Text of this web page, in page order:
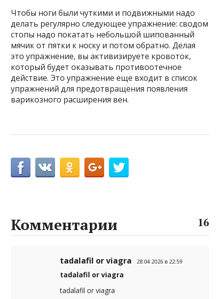
Чтобы ноги были чуткими и подвижными надо
делать регулярно следующее упражнение: сводом
стопы надо покатать небольшой шипованный
мячик от пятки к носку и потом обратно. Делая
это упражнение, вы активизируете кровоток,
который будет оказывать противоотечное
действие. Это упражнение еще входит в список
упражнений для предотвращения появления
варикозного расширения вен.
Комментарии 16
tadalafil or viagra 28.04.2026 в 22:59
tadalafil or viagra
tadalafil or viagra